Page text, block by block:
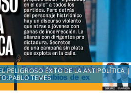
PELIGROSO ÉXITO DE LA ANTIPOLÍTICA |
TEMES